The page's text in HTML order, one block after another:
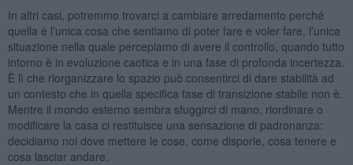
In altri casi, potremmo trovarci a cambiare arredamento perché
quella è l’unica cosa che sentiamo di poter fare e voler fare, l’unica
situazione nella quale percepiamo di avere il controllo, quando tutto
intorno è in evoluzione caotica e in una fase di profonda incertezza.
È lì che riorganizzare lo spazio può consentirci di dare stabilità ad
un contesto che in quella specifica fase di transizione stabile non è.
Mentre il mondo esterno sembra sfuggirci di mano, riordinare o
modificare la casa ci restituisce una sensazione di padronanza:
decidiamo noi dove mettere le cose, come disporle, cosa tenere e
cosa lasciar andare.